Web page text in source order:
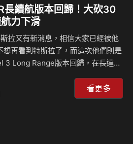
續航版本回歸！大砍30
力下滑
拉又有新消息，相信大家已經被他
想再看到特斯拉了，而這次他們則是
3 Long Range版本回歸，在長達9
段時間內已經有多次售價調整，LR
回歸，現在售價為47,240美金，折
因此關閉了消費者選購這個車型的
看更多